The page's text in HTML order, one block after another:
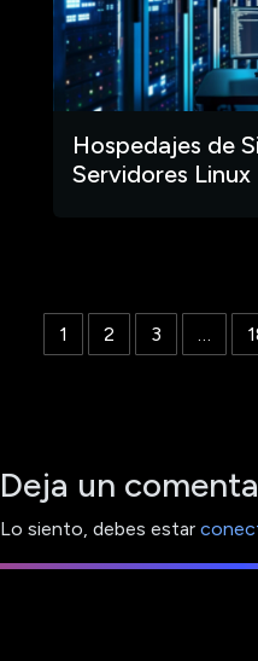
Hospedajes de
Servidores Linux
1 2 3 …
Deja un
Lo siento, debes estar